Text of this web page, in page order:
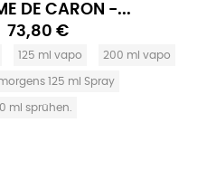
DE CARON -...
73,80 €
125 ml vapo 200 ml vapo
125 ml Spray
ml sprühen.